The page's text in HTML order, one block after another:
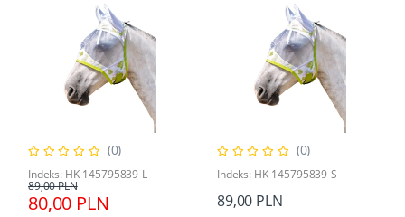
(0)
Indeks: HK-145795839-L
80,00 PLN
89,00 PLN
(0)
Indeks: HK-145795839-S
89,00 PLN